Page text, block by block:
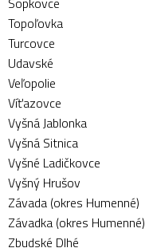
Topoľovka
Turcovce
Udavské
Veľopolie
Víťazovce
Vyšná Jablonka
Vyšná Sitnica
Vyšné Ladičkovce
Vyšný Hrušov
Závada (okres Humenné)
Závadka (okres Humenné)
Zbudské Dlhé